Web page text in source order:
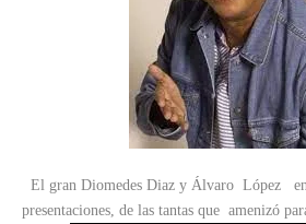
El gran Diomedes Diaz y Álvaro López en
presentaciones, de las tantas que amenizó